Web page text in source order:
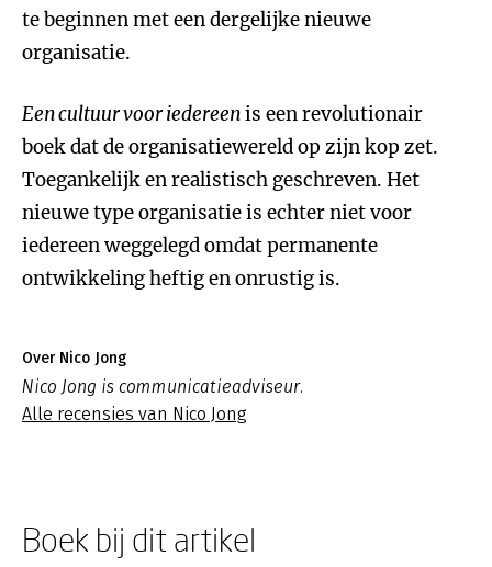
te beginnen met een dergelijke nieuwe
organisatie.
Een cultuur voor iedereenis een revolutionair
boek dat de organisatiewereld op zijn kop zet.
Toegankelijk en realistisch geschreven. Het
nieuwe type organisatie is echter niet voor
iedereen weggelegd omdat permanente
ontwikkeling heftig en onrustig is.
Over Nico Jong
Nico Jong is communicatieadviseur.
Alle recensies van Nico Jong
Boek bij dit artikel